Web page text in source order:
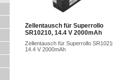
Zellentausch für Superrollo
SR10210, 14.4 V 2000mAh
Zellentausch für Superrollo
14.4 V 2000mAh